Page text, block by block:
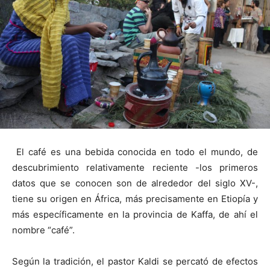
El café es una bebida conocida en todo el mundo, de
descubrimiento relativamente reciente -los primeros
datos que se conocen son de alrededor del siglo XV-,
tiene su origen en África, más precisamente en Etiopía y
más específicamente en la provincia de Kaffa, de ahí el
nombre “café”.
Según la tradición, el pastor Kaldi se percató de efectos